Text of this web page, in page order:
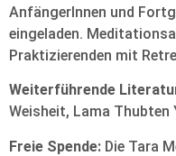
AnfängerInnen und
eingeladen.
Praktizierenden mit
Weiterführende
Weisheit, Lama Thubten
Freie Spende: Die Tara